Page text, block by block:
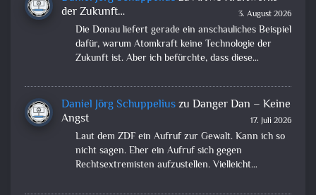
der Zukunft…
3. August 2026
Die Donau liefert gerade ein anschauliches Beispiel
dafür, warum Atomkraft keine Technologie der
Zukunft ist. Aber ich befürchte, dass diese…
Daniel Jörg Schuppeliuszu Danger Dan – Keine
Angst
17. Juli 2026
Laut dem ZDF ein Aufruf zur Gewalt. Kann ich so
nicht sagen. Eher ein Aufruf sich gegen
Rechtsextremisten aufzustellen. Vielleicht…